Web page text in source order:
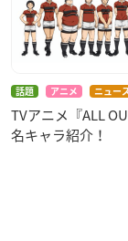
話題 アニメ ニュー
TVアニメ『ALL
名キャラ紹介！